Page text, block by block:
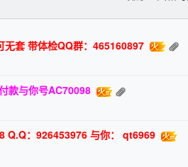
无套 带体检QQ群：465160897
款与你号AC70098
Q.Q：926453976 与你： qt6969